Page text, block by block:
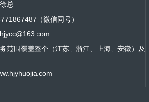
总
（微信同号）
范围覆盖整个（江苏、浙江、上海、安徽）及